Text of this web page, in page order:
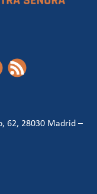
62, 28030 Madrid –